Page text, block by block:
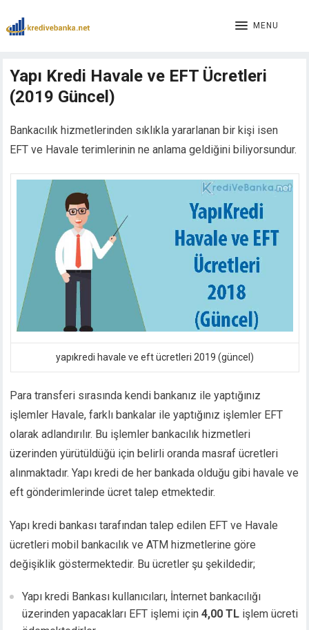
panel
panel
panel
panel
panel
panel
panel
panel
panel
panel
panel
panel
panel
panel
satın al
panel
panel
panel
panel
panel
panel
panel
panel
panel
panel
MENU
Yapı Kredi Havale ve EFT Ücretleri
(2019 Güncel)
Bankacılık hizmetlerinden sıklıkla yararlanan bir kişi isen
EFT ve Havale terimlerinin ne anlama geldiğini biliyorsundur.
yapıkredi havale ve eft ücretleri 2019 (güncel)
Para transferi sırasında kendi bankanız ile yaptığınız
işlemler Havale, farklı bankalar ile yaptığınız işlemler EFT
olarak adlandırılır. Bu işlemler bankacılık hizmetleri
üzerinden yürütüldüğü için belirli oranda masraf ücretleri
alınmaktadır. Yapı kredi de her bankada olduğu gibi havale ve
eft gönderimlerinde ücret talep etmektedir.
Yapı kredi bankası tarafından talep edilen EFT ve Havale
ücretleri mobil bankacılık ve ATM hizmetlerine göre
değişiklik göstermektedir. Bu ücretler şu şekildedir;
Yapı kredi Bankası kullanıcıları, İnternet bankacılığı
üzerinden yapacakları EFT işlemi için 4,00 TL işlem ücreti